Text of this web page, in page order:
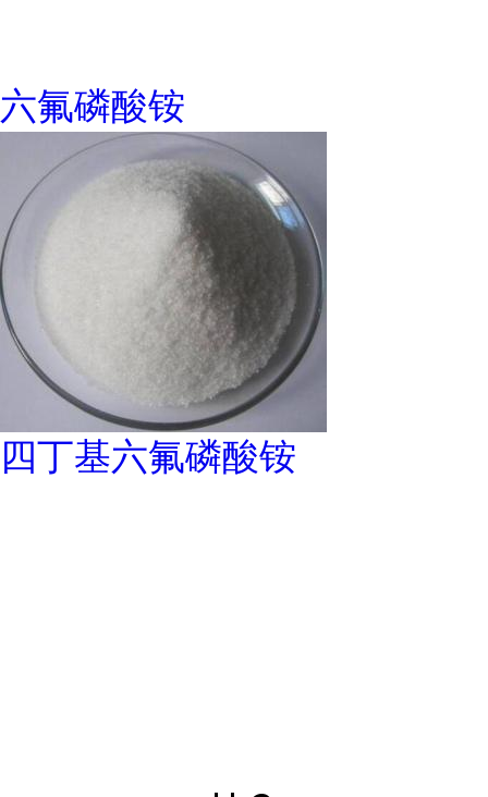
六氟磷酸铵
四丁基六氟磷酸铵